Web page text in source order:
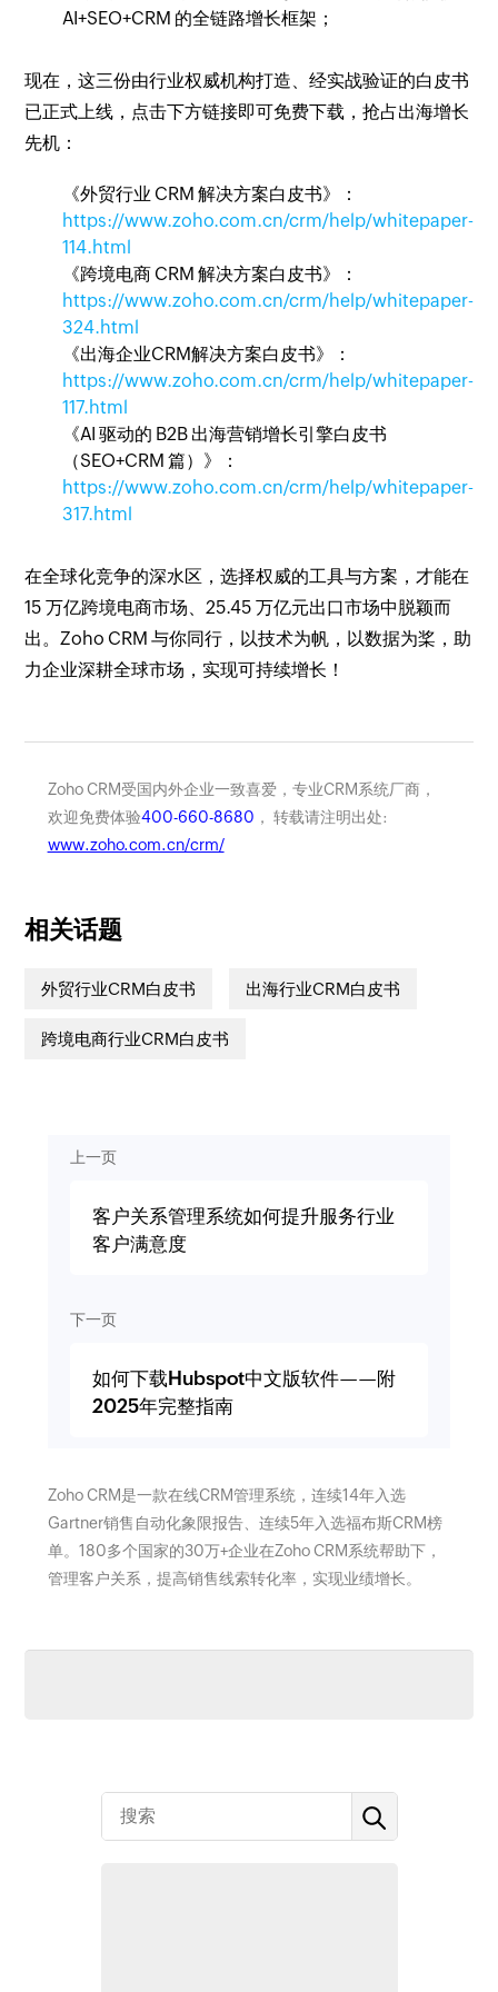
AI+SEO+CRM 的全链路增长框架；
现在，这三份由行业权威机构打造、经实战验证的白皮书
已正式上线，点击下方链接即可免费下载，抢占出海增长
先机：
《外贸行业 CRM 解决方案白皮书》：
https://www.zoho.com.cn/crm/help/whitepaper-
114.html
《跨境电商 CRM 解决方案白皮书》：
https://www.zoho.com.cn/crm/help/whitepaper-
324.html
《出海企业CRM解决方案白皮书》：
https://www.zoho.com.cn/crm/help/whitepaper-
117.html
《AI 驱动的 B2B 出海营销增长引擎白皮书
（SEO+CRM 篇）》：
https://www.zoho.com.cn/crm/help/whitepaper-
317.html
在全球化竞争的深水区，选择权威的工具与方案，才能在
15 万亿跨境电商市场、25.45 万亿元出口市场中脱颖而
出。Zoho CRM 与你同行，以技术为帆，以数据为桨，助
力企业深耕全球市场，实现可持续增长！
Zoho CRM受国内外企业一致喜爱，专业CRM系统厂商，
欢迎免费体验400-660-8680 ， 转载请注明出处:
www.zoho.com.cn/crm/
相关话题
外贸行业CRM白皮书 出海行业CRM白皮书
跨境电商行业CRM白皮书
上一页
客户关系管理系统如何提升服务行业
客户满意度
下一页
如何下载Hubspot中文版软件——附
2025年完整指南
Zoho CRM是一款在线CRM管理系统，连续14年入选
Gartner销售自动化象限报告、连续5年入选福布斯CRM榜
单。180多个国家的30万+企业在Zoho CRM系统帮助下，
管理客户关系，提高销售线索转化率，实现业绩增长。